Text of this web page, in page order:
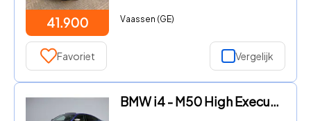
41.900 Vaassen (GE)
Favoriet Vergelijk
BMW i4 - M50 High Executive M-sport | schuifkanteldak | m-sport seats